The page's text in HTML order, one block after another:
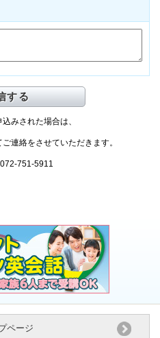
みされた場合は、
連絡をさせていただきます。
751-5911
ページ